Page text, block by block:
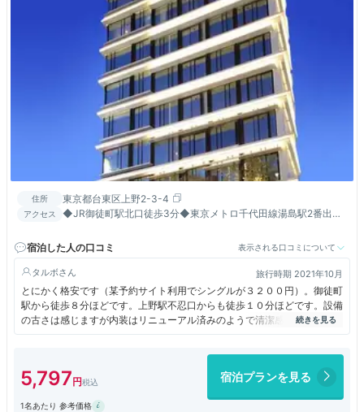
住所 東京都台東区上野2-3-4
アクセス
◆JR御徒町駅北口徒歩3分◆東京メトロ千代田線湯島駅2番出口
宿泊した人の口コミ
表示される口コミについて
タルボ 旅行時期 2021年10月
とにかく格安です（某予約サイト利用でシングルが３２００円）。御徒町
駅から徒歩８分ほどです。上野駅不忍口からも徒歩１０分ほどです。設備
の古さは感じますが内装はリニューアル済みのようで清潔感は十分でし
た。本館と別館があります。本館の１階にはファミリーマートがありま
5,797 宿泊プランを見る
1名あたり 参考価格